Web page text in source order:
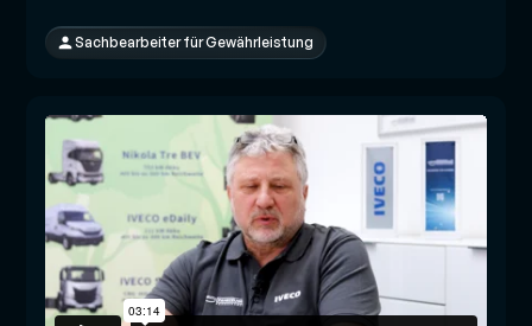
Sachbearbeiter für Gewährleistung